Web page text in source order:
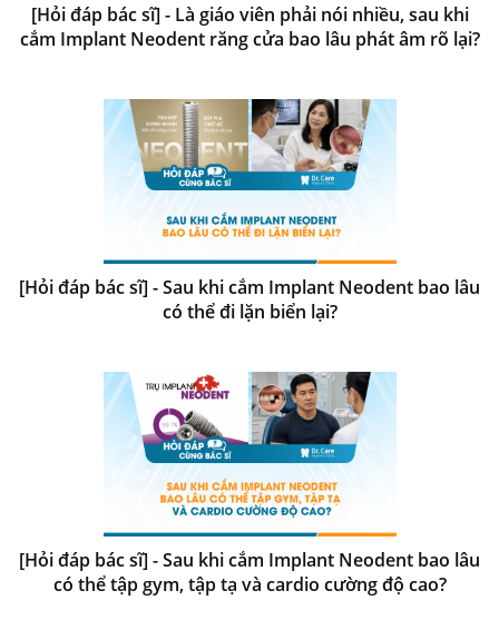
[Hỏi đáp bác sĩ] - Là giáo viên phải nói nhiều, sau khi
cắm Implant Neodent răng cửa bao lâu phát âm rõ lại?
[Hỏi đáp bác sĩ] - Sau khi cắm Implant Neodent bao lâu
có thể đi lặn biển lại?
[Hỏi đáp bác sĩ] - Sau khi cắm Implant Neodent bao lâu
có thể tập gym, tập tạ và cardio cường độ cao?